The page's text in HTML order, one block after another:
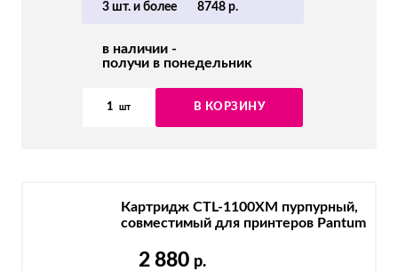
3 шт. и более
8748 р.
в наличии -
получи в понедельник
1 шт В КОРЗИНУ
Картридж CTL-1100XM пурпурный,
совместимый для принтеров Pantum
2 880 р.